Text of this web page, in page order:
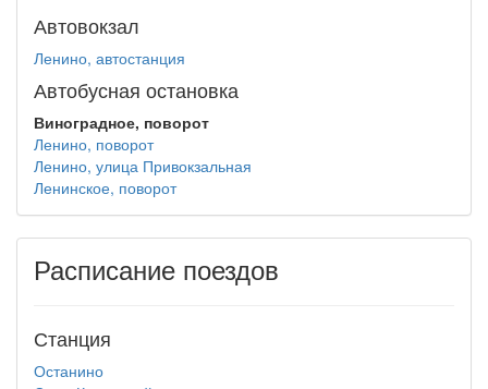
Автовокзал
Ленино, автостанция
Автобусная остановка
Виноградное, поворот
Ленино, поворот
Ленино, улица Привокзальная
Ленинское, поворот
Расписание поездов
Станция
Останино